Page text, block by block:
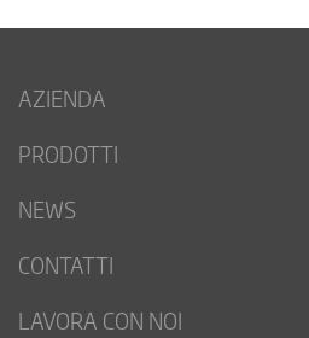
AZIENDA
PRODOTTI
NEWS
CONTATTI
LAVORA CON NOI